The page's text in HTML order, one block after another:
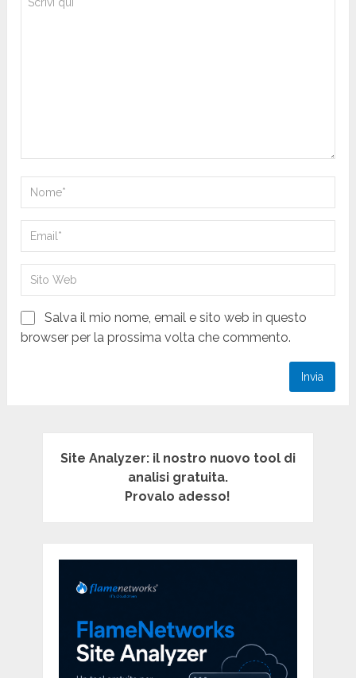
Salva il mio nome, email e sito web in questo
browser per la prossima volta che commento.
Site Analyzer: il nostro nuovo tool di
analisi gratuita.
Provalo adesso!